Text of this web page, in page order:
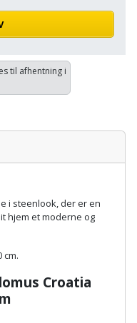
til afhentning i
i steenlook, der er en
hjem et moderne og
cm.
Croatia